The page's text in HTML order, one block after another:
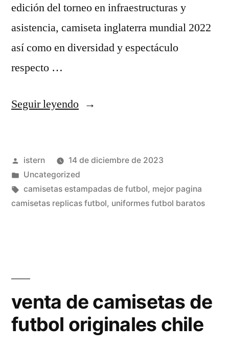
edición del torneo en infraestructuras y
asistencia, camiseta inglaterra mundial 2022
así como en diversidad y espectáculo
respecto …
Seguir leyendo«el
equipaciones
de
fútbol»
Publicado
por
istern
14 de diciembre de 2023
Publicado
en
Uncategorized
Etiquetas:
camisetas estampadas de futbol, mejor pagina
camisetas replicas futbol, uniformes futbol baratos
venta de camisetas de
futbol originales chile